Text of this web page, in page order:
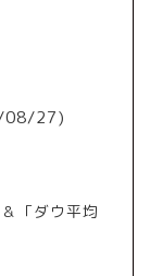
08/27)
「ダウ平均